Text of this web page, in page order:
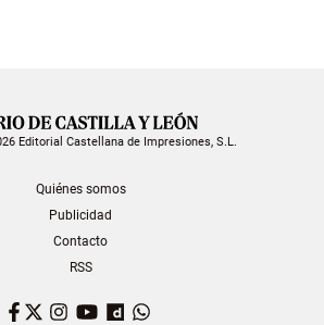
Editorial Castellana de Impresiones, S.L.
Quiénes somos
Publicidad
Contacto
RSS
Facebook
TwitterInstagram
YouTubeDailymotion